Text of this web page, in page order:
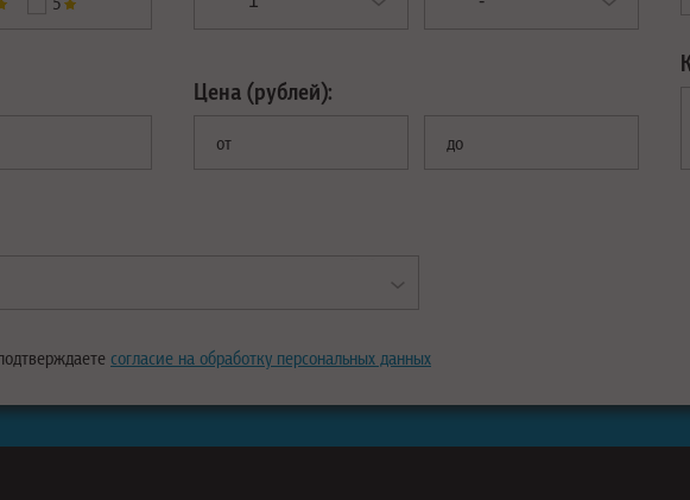
Цена (рублей):
от до
согласие на обработку персональных данных